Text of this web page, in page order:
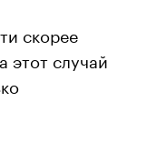
скорее
этот случай